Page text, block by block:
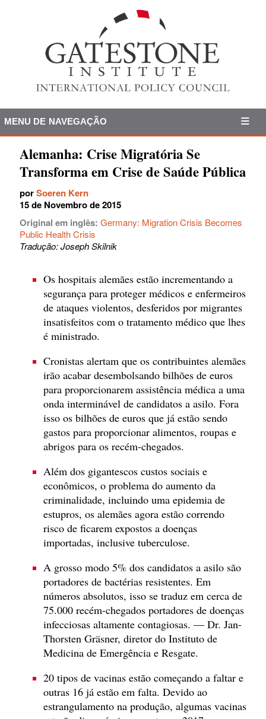
MENU DE NAVEGAÇÃO
Alemanha: Crise Migratória Se
Transforma em Crise de Saúde Pública
porSoeren Kern
15 de Novembro de 2015
Original em inglês: Germany: Migration Crisis Becomes
Public Health Crisis
Tradução: Joseph Skilnik
Os hospitais alemães estão incrementando a
segurança para proteger médicos e enfermeiros
de ataques violentos, desferidos por migrantes
insatisfeitos com o tratamento médico que lhes
é ministrado.
Cronistas alertam que os contribuintes alemães
irão acabar desembolsando bilhões de euros
para proporcionarem assistência médica a uma
onda interminável de candidatos a asilo. Fora
isso os bilhões de euros que já estão sendo
gastos para proporcionar alimentos, roupas e
abrigos para os recém-chegados.
Além dos gigantescos custos sociais e
econômicos, o problema do aumento da
criminalidade, incluindo uma epidemia de
estupros, os alemães agora estão correndo
risco de ficarem expostos a doenças
importadas, inclusive tuberculose.
A grosso modo 5% dos candidatos a asilo são
portadores de bactérias resistentes. Em
números absolutos, isso se traduz em cerca de
75.000 recém-chegados portadores de doenças
infecciosas altamente contagiosas. — Dr. Jan-
Thorsten Gräsner, diretor do Instituto de
Medicina de Emergência e Resgate.
20 tipos de vacinas estão começando a faltar e
outras 16 já estão em falta. Devido ao
estrangulamento na produção, algumas vacinas